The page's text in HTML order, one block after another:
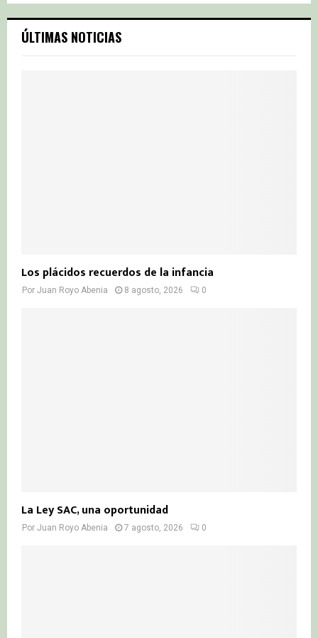
c
h
S
ÚLTIMAS NOTICIAS
Los plácidos recuerdos de la infancia
Por Juan Royo Abenia 8 agosto, 2026 0
La Ley SAC, una oportunidad
Por Juan Royo Abenia 7 agosto, 2026 0